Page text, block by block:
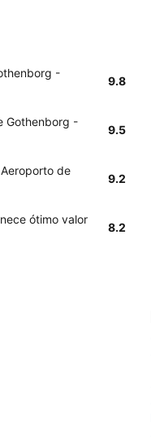
-
9.8
Gothenborg -
9.5
de
9.2
ótimo valor
8.2